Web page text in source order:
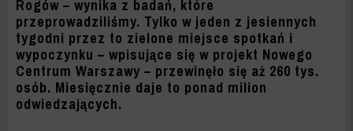
ZDM
WARSZAWA
Rogów – wynika z badań, które
przeprowadziliśmy. Tylko w jeden z jesiennych
tygodni przez to zielone miejsce spotkań i
wypoczynku – wpisujące się w projekt Nowego
Centrum Warszawy – przewinęło się aż 260 tys.
osób. Miesięcznie daje to ponad milion
odwiedzających.